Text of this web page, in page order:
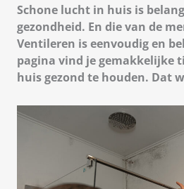
Schone lucht in huis is
gezondheid. En die van de
Ventileren is eenvoudig en
pagina vind je gemakkelijke
huis gezond te houden. Dat